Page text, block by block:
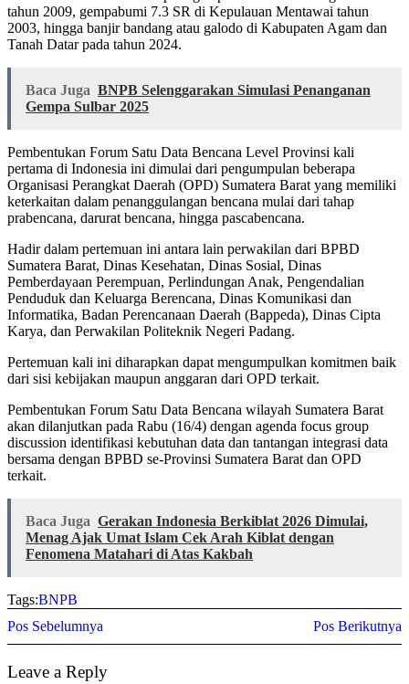
tahun 2009, gempabumi 7.3 SR di Kepulauan Mentawai tahun
2003, hingga banjir bandang atau galodo di Kabupaten Agam dan
Tanah Datar pada tahun 2024.
Baca Juga BNPB Selenggarakan Simulasi Penanganan
Gempa Sulbar 2025
Pembentukan Forum Satu Data Bencana Level Provinsi kali
pertama di Indonesia ini dimulai dari pengumpulan beberapa
Organisasi Perangkat Daerah (OPD) Sumatera Barat yang memiliki
keterkaitan dalam penanggulangan bencana mulai dari tahap
prabencana, darurat bencana, hingga pascabencana.
Hadir dalam pertemuan ini antara lain perwakilan dari BPBD
Sumatera Barat, Dinas Kesehatan, Dinas Sosial, Dinas
Pemberdayaan Perempuan, Perlindungan Anak, Pengendalian
Penduduk dan Keluarga Berencana, Dinas Komunikasi dan
Informatika, Badan Perencanaan Daerah (Bappeda), Dinas Cipta
Karya, dan Perwakilan Politeknik Negeri Padang.
Pertemuan kali ini diharapkan dapat mengumpulkan komitmen baik
dari sisi kebijakan maupun anggaran dari OPD terkait.
Pembentukan Forum Satu Data Bencana wilayah Sumatera Barat
akan dilanjutkan pada Rabu (16/4) dengan agenda focus group
discussion identifikasi kebutuhan data dan tantangan integrasi data
bersama dengan BPBD se-Provinsi Sumatera Barat dan OPD
terkait.
Baca Juga Gerakan Indonesia Berkiblat 2026 Dimulai,
Menag Ajak Umat Islam Cek Arah Kiblat dengan
Fenomena Matahari di Atas Kakbah
Tags:BNPB
Pos Sebelumnya
Pos Berikutnya
Leave a Reply